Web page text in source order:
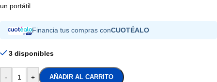
un portátil.
Financia tus compras conCUOTÉALO
3 disponibles
- + AÑADIR AL CARRITO